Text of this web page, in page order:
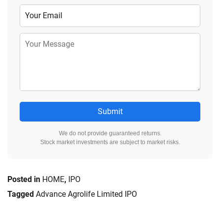
Submit
We do not provide guaranteed returns.
Stock market investments are subject to market risks.
Posted in HOME, IPO
Tagged Advance Agrolife Limited IPO